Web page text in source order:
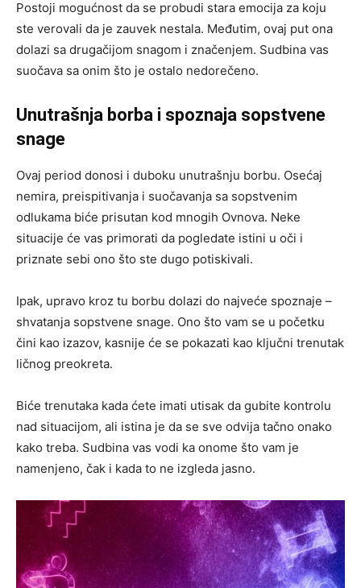
Postoji mogućnost da se probudi stara emocija za koju
ste verovali da je zauvek nestala. Međutim, ovaj put ona
dolazi sa drugačijom snagom i značenjem. Sudbina vas
suočava sa onim što je ostalo nedorečeno.
Unutrašnja borba i spoznaja sopstvene
snage
Ovaj period donosi i duboku unutrašnju borbu. Osećaj
nemira, preispitivanja i suočavanja sa sopstvenim
odlukama biće prisutan kod mnogih Ovnova. Neke
situacije će vas primorati da pogledate istini u oči i
priznate sebi ono što ste dugo potiskivali.
Ipak, upravo kroz tu borbu dolazi do najveće spoznaje –
shvatanja sopstvene snage. Ono što vam se u početku
čini kao izazov, kasnije će se pokazati kao ključni trenutak
ličnog preokreta.
Biće trenutaka kada ćete imati utisak da gubite kontrolu
nad situacijom, ali istina je da se sve odvija tačno onako
kako treba. Sudbina vas vodi ka onome što vam je
namenjeno, čak i kada to ne izgleda jasno.